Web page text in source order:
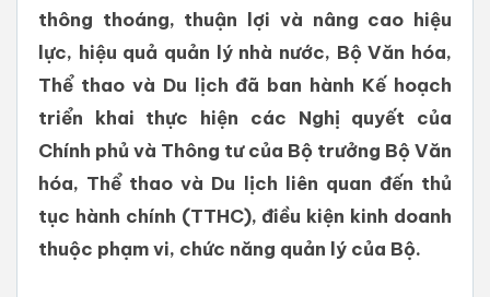
thông thoáng, thuận lợi và nâng cao hiệu
lực, hiệu quả quản lý nhà nước, Bộ Văn hóa,
Thể thao và Du lịch đã ban hành Kế hoạch
triển khai thực hiện các Nghị quyết của
Chính phủ và Thông tư của Bộ trưởng Bộ Văn
hóa, Thể thao và Du lịch liên quan đến thủ
tục hành chính (TTHC), điều kiện kinh doanh
thuộc phạm vi, chức năng quản lý của Bộ.